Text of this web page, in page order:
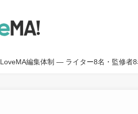
LoveMA編集体制 — ライター8名・監修者